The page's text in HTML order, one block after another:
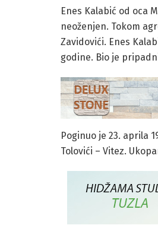
Enes Kalabić od oca
neoženjen. Tokom
Zavidovići. Enes
godine. Bio je
Poginuo je 23. aprila
Tolovići – Vitez.